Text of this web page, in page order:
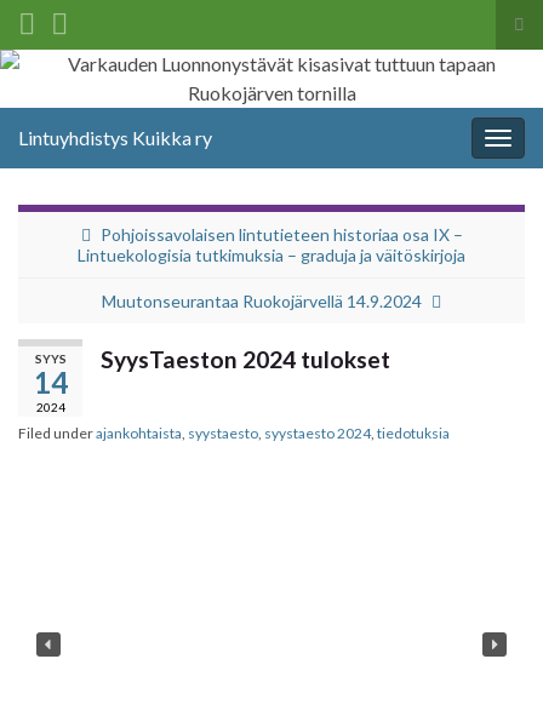
Search for:
Lintuyhdistys Kuikka ry
Pohjoissavolaisen lintutieteen historiaa osa IX –
Lintuekologisia tutkimuksia – graduja ja väitöskirjoja
Muutonseurantaa Ruokojärvellä 14.9.2024
SYYS
14
2024
SyysTaeston 2024 tulokset
Filed underajankohtaista, syystaesto, syystaesto 2024, tiedotuksia